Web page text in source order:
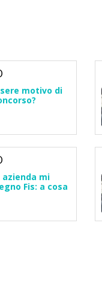
motivo di
azienda mi
Fis: a cosa